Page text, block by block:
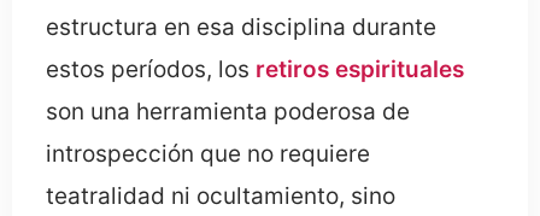
estructura en esa disciplina durante
estos períodos, los retiros espirituales
son una herramienta poderosa de
introspección que no requiere
teatralidad ni ocultamiento, sino